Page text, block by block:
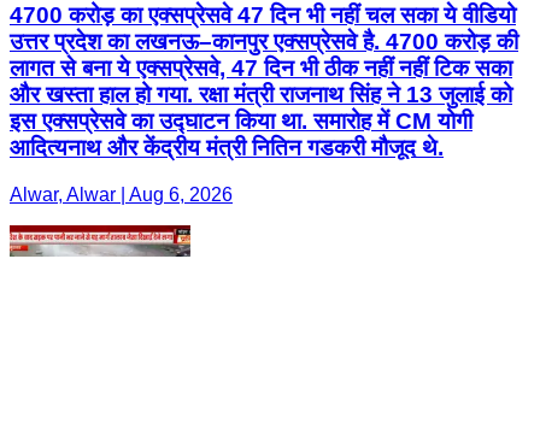
4700 करोड़ का एक्सप्रेसवे 47 दिन भी नहीं चल सका ये वीडियो
उत्तर प्रदेश का लखनऊ–कानपुर एक्सप्रेसवे है. 4700 करोड़ की
लागत से बना ये एक्सप्रेसवे, 47 दिन भी ठीक नहीं नहीं टिक सका
और खस्ता हाल हो गया. रक्षा मंत्री राजनाथ सिंह ने 13 जुलाई को
इस एक्सप्रेसवे का उद्घाटन किया था. समारोह में CM योगी
आदित्यनाथ और केंद्रीय मंत्री नितिन गडकरी मौजूद थे.
Alwar, Alwar | Aug 6, 2026